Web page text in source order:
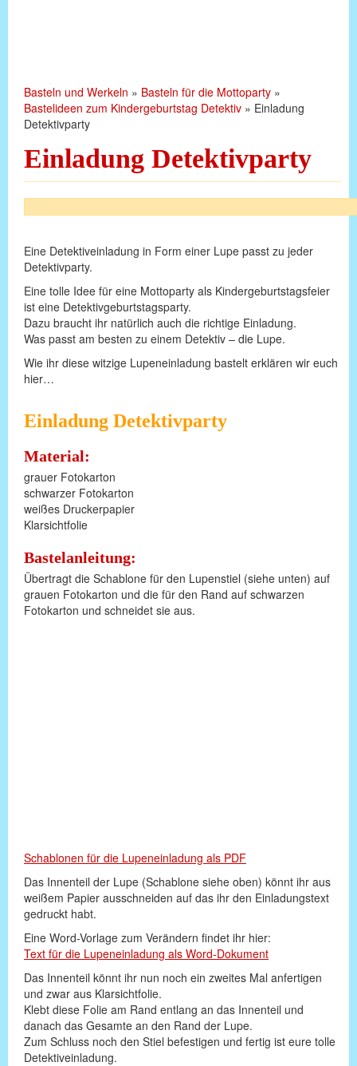
Basteln und Werkeln » Basteln für die Mottoparty »
Bastelideen zum Kindergeburtstag Detektiv » Einladung
Detektivparty
Einladung Detektivparty
Eine Detektiveinladung in Form einer Lupe passt zu jeder
Detektivparty.
Eine tolle Idee für eine Mottoparty als Kindergeburtstagsfeier
ist eine Detektivgeburtstagsparty.
Dazu braucht ihr natürlich auch die richtige Einladung.
Was passt am besten zu einem Detektiv – die Lupe.
Wie ihr diese witzige Lupeneinladung bastelt erklären wir euch
hier…
Einladung Detektivparty
Material:
grauer Fotokarton
schwarzer Fotokarton
weißes Druckerpapier
Klarsichtfolie
Bastelanleitung:
Übertragt die Schablone für den Lupenstiel (siehe unten) auf
grauen Fotokarton und die für den Rand auf schwarzen
Fotokarton und schneidet sie aus.
Schablonen für die Lupeneinladung als PDF
Das Innenteil der Lupe (Schablone siehe oben) könnt ihr aus
weißem Papier ausschneiden auf das ihr den Einladungstext
gedruckt habt.
Eine Word-Vorlage zum Verändern findet ihr hier:
Text für die Lupeneinladung als Word-Dokument
Das Innenteil könnt ihr nun noch ein zweites Mal anfertigen
und zwar aus Klarsichtfolie.
Klebt diese Folie am Rand entlang an das Innenteil und
danach das Gesamte an den Rand der Lupe.
Zum Schluss noch den Stiel befestigen und fertig ist eure tolle
Detektiveinladung.